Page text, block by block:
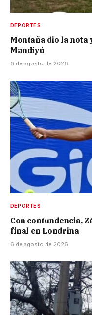
DEPORTES
Montaña dio la
Mandiyú
6 de agosto de 2026
DEPORTES
Con contundencia,
final en Londrina
6 de agosto de 2026